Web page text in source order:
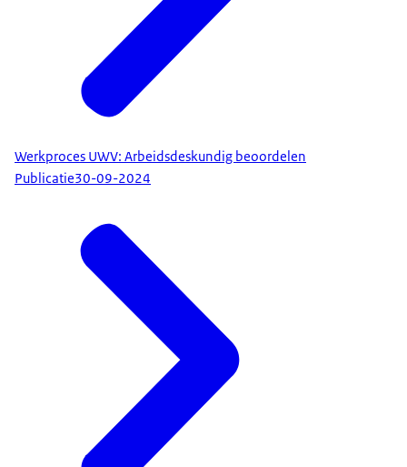
Werkproces UWV: Arbeidsdeskundig beoordelen
Publicatie30-09-2024